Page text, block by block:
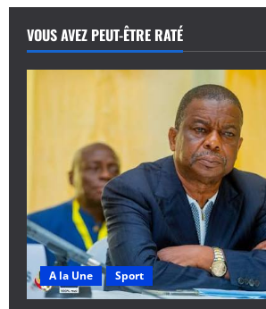
VOUS AVEZ PEUT-ÊTRE RATÉ
A la Une Sport